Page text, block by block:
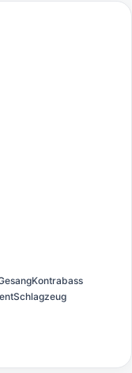
Kontrabass
Schlagzeug